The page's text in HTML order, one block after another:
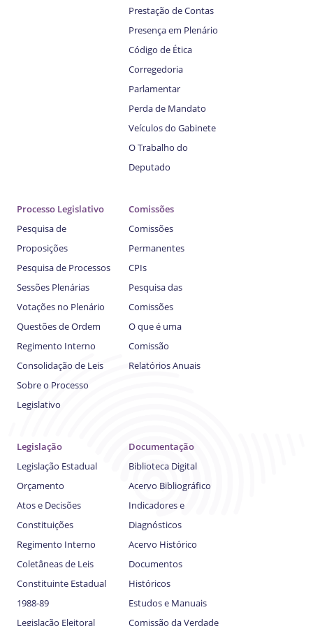
Prestação de Contas
Presença em Plenário
Código de Ética
Corregedoria
Parlamentar
Perda de Mandato
Veículos do Gabinete
O Trabalho do
Deputado
Processo Legislativo
Pesquisa de
Proposições
Pesquisa de Processos
Sessões Plenárias
Votações no Plenário
Questões de Ordem
Regimento Interno
Consolidação de Leis
Sobre o Processo
Legislativo
Comissões
Comissões
Permanentes
CPIs
Pesquisa das
Comissões
O que é uma
Comissão
Relatórios Anuais
Legislação
Legislação Estadual
Orçamento
Atos e Decisões
Constituições
Regimento Interno
Coletâneas de Leis
Constituinte Estadual
1988-89
Legislação Eleitoral
Documentação
Biblioteca Digital
Acervo Bibliográfico
Indicadores e
Diagnósticos
Acervo Histórico
Documentos
Históricos
Estudos e Manuais
Comissão da Verdade